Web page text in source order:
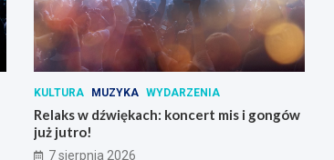
KULTURA MUZYKA WYDARZENIA
Relaks w dźwiękach: koncert mis i gongów
już jutro!
7 sierpnia 2026